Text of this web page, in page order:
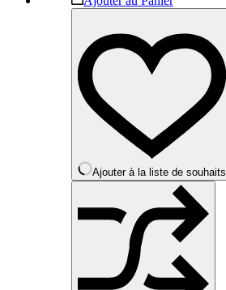
40,99 €
produit
plusieurs
variations.
options
peuvent
être
choisies
sur
page
du
produit
Ajouter à la liste de souhaits